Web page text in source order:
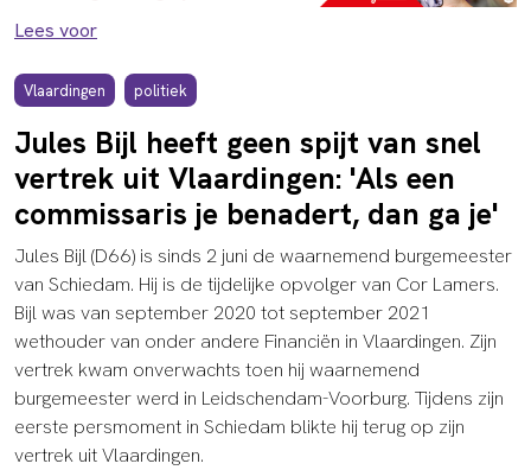
Lees voor
Vlaardingen politiek
Jules Bijl heeft geen spijt van snel
vertrek uit Vlaardingen: 'Als een
commissaris je benadert, dan ga je'
Jules Bijl (D66) is sinds 2 juni de waarnemend burgemeester
van Schiedam. Hij is de tijdelijke opvolger van Cor Lamers.
Bijl was van september 2020 tot september 2021
wethouder van onder andere Financiën in Vlaardingen. Zijn
vertrek kwam onverwachts toen hij waarnemend
burgemeester werd in Leidschendam-Voorburg. Tijdens zijn
eerste persmoment in Schiedam blikte hij terug op zijn
vertrek uit Vlaardingen.